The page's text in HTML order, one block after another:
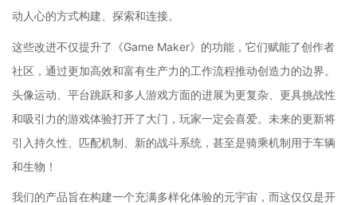
动人心的方式构建、探索和连接。
这些改进不仅提升了《Game Maker》的功能，它们赋能了创作者
社区，通过更加高效和富有生产力的工作流程推动创造力的边界。
头像运动、平台跳跃和多人游戏方面的进展为更复杂、更具挑战性
和吸引力的游戏体验打开了大门，玩家一定会喜爱。未来的更新将
引入持久性、匹配机制、新的战斗系统，甚至是骑乘机制用于车辆
和生物！
我们的产品旨在构建一个充满多样化体验的元宇宙，而这仅仅是开